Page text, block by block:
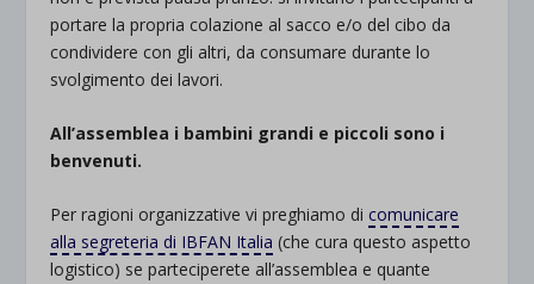
portare la propria colazione al sacco e/o del cibo da
condividere con gli altri, da consumare durante lo
svolgimento dei lavori.
All’assemblea i bambini grandi e piccoli sono i
benvenuti.
Per ragioni organizzative vi preghiamo dicomunicare
alla segreteria di IBFAN Italia (che cura questo aspetto
logistico) se parteciperete all’assemblea e quante